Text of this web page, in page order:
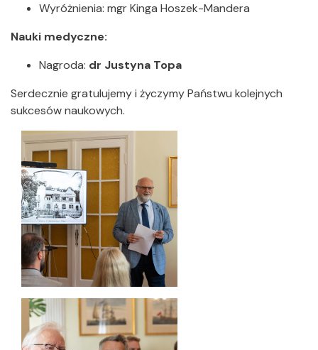
Wyróżnienia: mgr Kinga Hoszek-Mandera
Nauki medyczne:
Nagroda: dr Justyna Topa
Serdecznie gratulujemy i życzymy Państwu kolejnych
sukcesów naukowych.